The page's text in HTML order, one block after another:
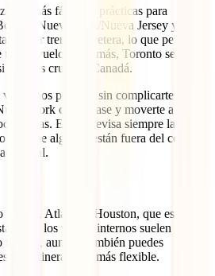
más fáciles y prácticas para
Nueva York/Nueva Jersey y
por tren y carretera, lo que permite
tomar vuelos. Además, Toronto se suma
decides cruzar a Canadá.
ver varios partidos sin complicarte
York como base y moverte a otras
horas. Eso sí, revisa siempre la
porque algunos están fuera del centro y
Miami, Atlanta y Houston, que están
zona, los vuelos internos suelen ser la
tiempo, aunque también puedes
si tu itinerario es más flexible.